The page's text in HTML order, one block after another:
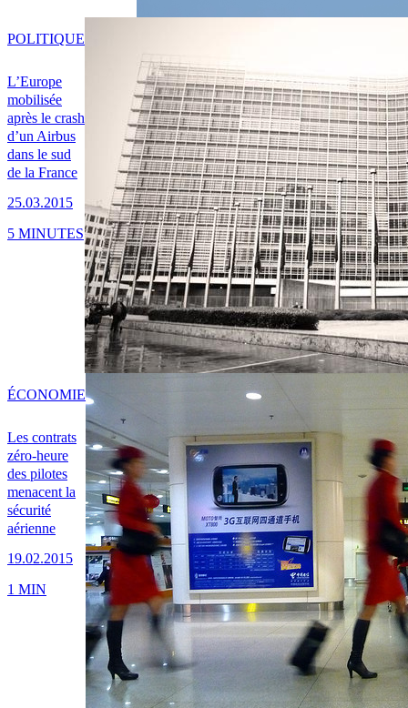
L’Europe
mobilisée
après le crash
d’un Airbus
dans le sud
de la France
25.03.2015
POLITIQUE
5 MINUTES
Les contrats
zéro-heure
des pilotes
menacent la
sécurité
aérienne
19.02.2015
ÉCONOMIE
1 MIN